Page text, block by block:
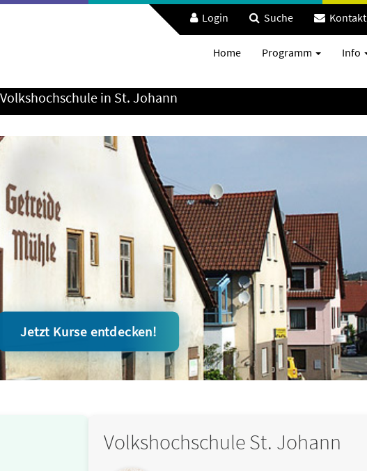
Login Suche Kontakt
Home Programm Info
Volkshochschule in St. Johann
Jetzt Kurse entdecken!
Volkshochschule St. Johann